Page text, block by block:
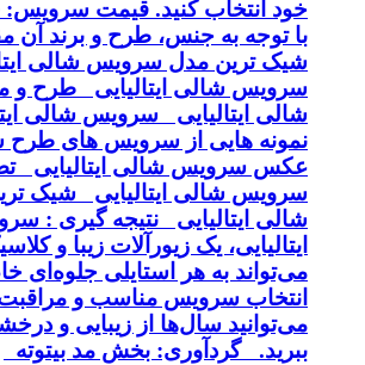
خود انتخاب کنید. قیمت
با توجه به جنس، طرح و برند آن
شیک ترین مدل سرویس شالی
سرویس شالی ایتالیایی طرح
شالی ایتالیایی سرویس شالی
نمونه هایی از سرویس های طرح
عکس سرویس شالی ایتالیایی
سرویس شالی ایتالیایی شیک
شالی ایتالیایی نتیجه گیری :
ایتالیایی، یک زیورآلات زیبا و
می‌تواند به هر استایلی جلوه‌ای
انتخاب سرویس مناسب و
می‌توانید سال‌ها از زیبایی و
ببرید. گردآوری: بخش مد بیتوته